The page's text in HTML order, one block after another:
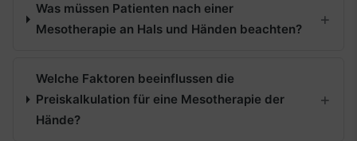
Was müssen Patienten nach einer
Mesotherapie an Hals und Händen beachten?
Welche Faktoren beeinflussen die
Preiskalkulation für eine Mesotherapie der
Hände?